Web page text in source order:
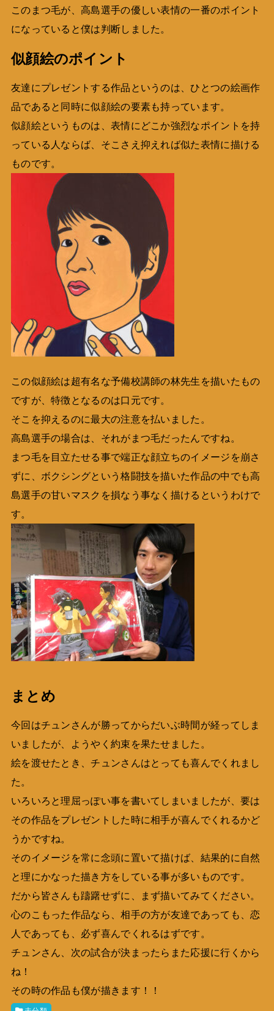
このまつ毛が、高島選手の優しい表情の一番のポイント
になっていると僕は判断しました。
似顔絵のポイント
友達にプレゼントする作品というのは、ひとつの絵画作
品であると同時に似顔絵の要素も持っています。
似顔絵というものは、表情にどこか強烈なポイントを持
っている人ならば、そこさえ抑えれば似た表情に描ける
ものです。
この似顔絵は超有名な予備校講師の林先生を描いたもの
ですが、特徴となるのは口元です。
そこを抑えるのに最大の注意を払いました。
高島選手の場合は、それがまつ毛だったんですね。
まつ毛を目立たせる事で端正な顔立ちのイメージを崩さ
ずに、ボクシングという格闘技を描いた作品の中でも高
島選手の甘いマスクを損なう事なく描けるというわけで
す。
まとめ
今回はチュンさんが勝ってからだいぶ時間が経ってしま
いましたが、ようやく約束を果たせました。
絵を渡せたとき、チュンさんはとっても喜んでくれまし
た。
いろいろと理屈っぽい事を書いてしまいましたが、要は
その作品をプレゼントした時に相手が喜んでくれるかど
うかですね。
そのイメージを常に念頭に置いて描けば、結果的に自然
と理にかなった描き方をしている事が多いものです。
だから皆さんも躊躇せずに、まず描いてみてください。
心のこもった作品なら、相手の方が友達であっても、恋
人であっても、必ず喜んでくれるはずです。
チュンさん、次の試合が決まったらまた応援に行くから
ね！
その時の作品も僕が描きます！！